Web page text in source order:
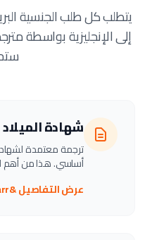
يتطلب كل طلب الجنسية
إلى الإنجليزية بواسطة
شهادة الميلاد
ترجمة معتمدة
أساسي. هذا من أهم
عرض التفاصيل &rarr;